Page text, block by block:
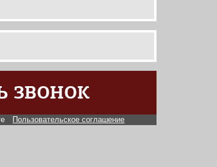
ЗВОНОК
Пользовательское соглашение